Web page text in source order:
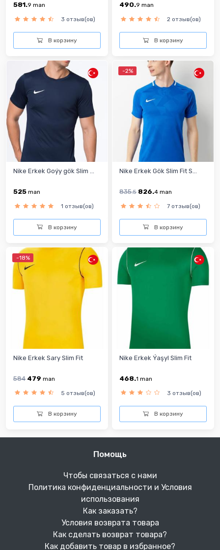
581.9 man
3 отзыв(ов)
В корзину
490.9 man
2 отзыв(ов)
В корзину
Nike Erkek Goýy gök Slim ...
525 man
1 отзыв(ов)
В корзину
-2%
Nike Erkek Gök Slim Fit S...
835.5 826.4 man
7 отзыв(ов)
В корзину
-18%
Nike Erkek Sary Slim Fit
584 479 man
5 отзыв(ов)
В корзину
Nike Erkek Ýaşyl Slim Fit
468.1 man
3 отзыв(ов)
В корзину
Помощь
Чтобы связаться с нами
Политика конфиденциальности и Условия
использования
Как заказать?
Условия возврата товара
Как сделать возврат товара?
Как добавить товар в избранное?